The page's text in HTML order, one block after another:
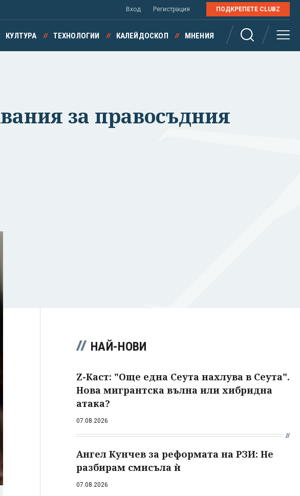
Вход Регистрация ПОДКРЕПЕТЕ CLUBZ
КУЛТУРА ТЕХНОЛОГИИ КАЛЕЙДОСКОП МНЕНИЯ
за правосъдния
НАЙ-НОВИ
Z-Каст: "Още една Сеута нахлува в Сеута".
Нова мигрантска вълна или хибридна
атака?
07.08.2026
Ангел Кунчев за реформата на РЗИ: Не
разбирам смисъла ѝ
07.08.2026